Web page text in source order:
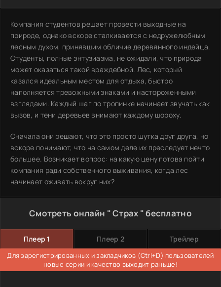
Компания студентов решает провести выходные на
природе, однако вскоре сталкивается с недружелюбным
лесным духом, принявшим обличие деревянного индейца.
Студенты, полные энтузиазма, не ожидали, что природа
может оказаться такой враждебной. Лес, который
казался идеальным местом для отдыха, быстро
наполняется тревожными знаками и настороженными
взглядами. Каждый шаг по тропинке начинает звучать как
вызов, и тени деревьев внимают каждому шороху.
Сначала они решают, что это просто шутка друг друга, но
вскоре понимают, что на самом деле их преследует нечто
большее. Возникает вопрос: на какую цену готова пойти
компания ради собственного выживания, когда лес
начинает оживать вокруг них?
Смотреть онлайн " Страх " бесплатно
Плеер 1 Плеер 2 Трейлер
Для зарегистрированных и закладчиков (Ctrl+D) пользователей
новые серии и качество выходит раньше!